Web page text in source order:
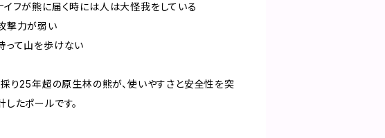
イフが熊に届く時には人は大怪我をしている
撃力が弱い
って山を歩けない
採り25年超の原生林の熊が、使いやすさと安全性を突
たポールです。